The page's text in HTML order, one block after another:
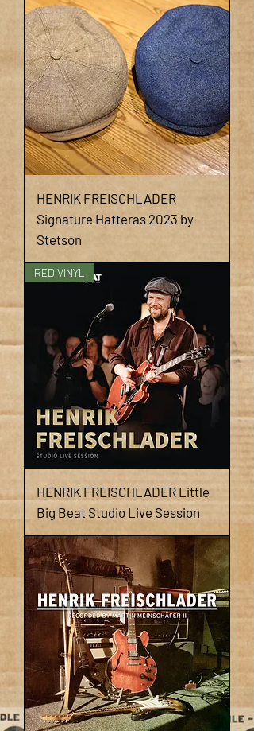
HENRIK FREISCHLADER
Signature Hatteras 2023 by
Stetson
RED VINYL
HENRIK FREISCHLADER Little
Big Beat Studio Live Session